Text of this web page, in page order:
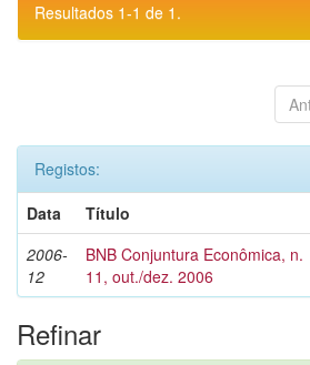
Resultados 1-1 de 1.
Registos:
Data
Título
2006-
12
BNB Conjuntura Econômica, n.
11, out./dez. 2006
Refinar